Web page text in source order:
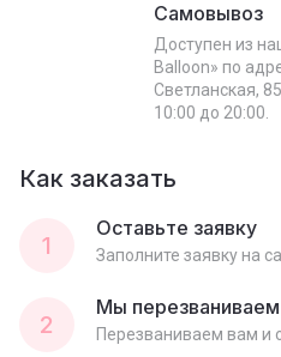
Самовывоз
Доступен из
Balloon» по
Светланская,
10:00 до 20:00.
Как заказать
1
Оставьте заявку
Заполните заявку на
2
Мы перезваниваем
Перезваниваем вам и